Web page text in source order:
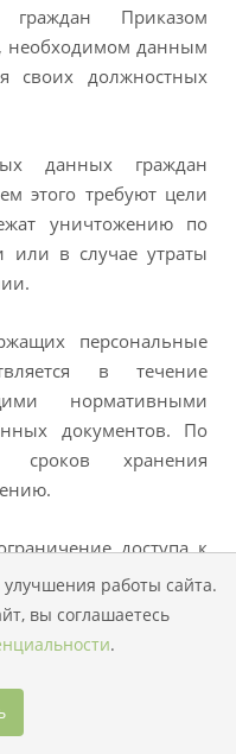
работы сайта.
вы соглашаетесь
.
Приказом
необходимом данным
своих должностных
данных граждан
этого требуют цели
уничтожению по
или в случае утраты
персональные
в течение
нормативными
документов. По
сроков хранения
доступа к
лицам, не
законодательством,
соответствующих
граждан имеют